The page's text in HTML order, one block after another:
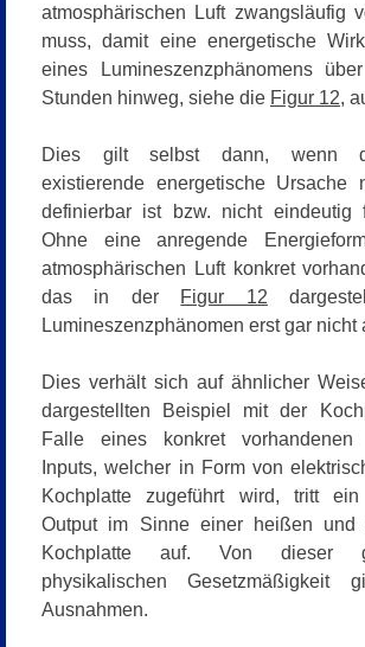
atmosphärischen Luft zwangsläufig
muss, damit eine energetische
eines Lumineszenzphänomens
Stunden hinweg, siehe die Figur 12,
Dies gilt selbst dann, wenn
existierende energetische Ursache
definierbar ist bzw. nicht eindeutig
Ohne eine anregende
atmosphärischen Luft konkret
das in der Figur 12
Lumineszenzphänomen erst gar nicht
Dies verhält sich auf ähnlicher
dargestellten Beispiel mit der
Falle eines konkret vorhandenen
Inputs, welcher in Form von
Kochplatte zugeführt wird, tritt ein
Output im Sinne einer heißen und
Kochplatte auf. Von dieser
physikalischen Gesetzmäßigkeit
Ausnahmen.